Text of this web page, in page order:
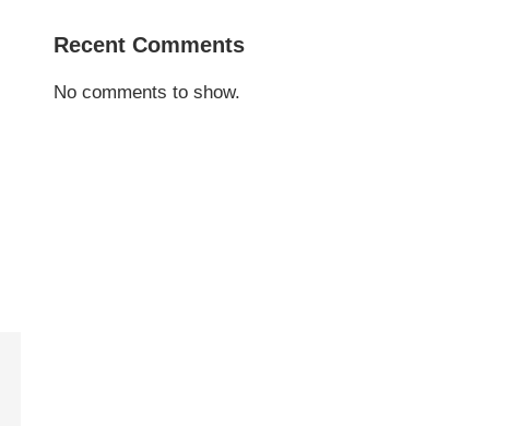
Recent Comments
No comments to show.